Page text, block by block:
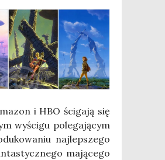
i HBO ści­ga­ją się
wyści­gu pole­ga­ją­cym
naj­lep­sze­go
mają­ce­go